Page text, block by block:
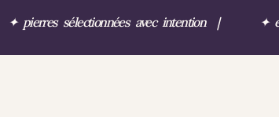
✦ pierres sélectionnées avec intention | ✦